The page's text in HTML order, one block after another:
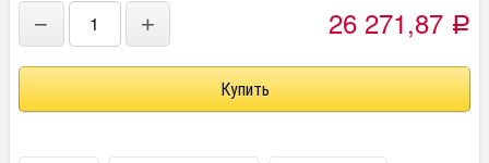
− + 26 271,87 Р